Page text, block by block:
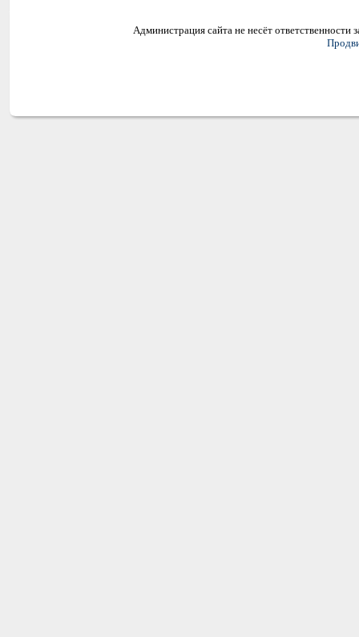
Администрация сайта не несёт ответственности